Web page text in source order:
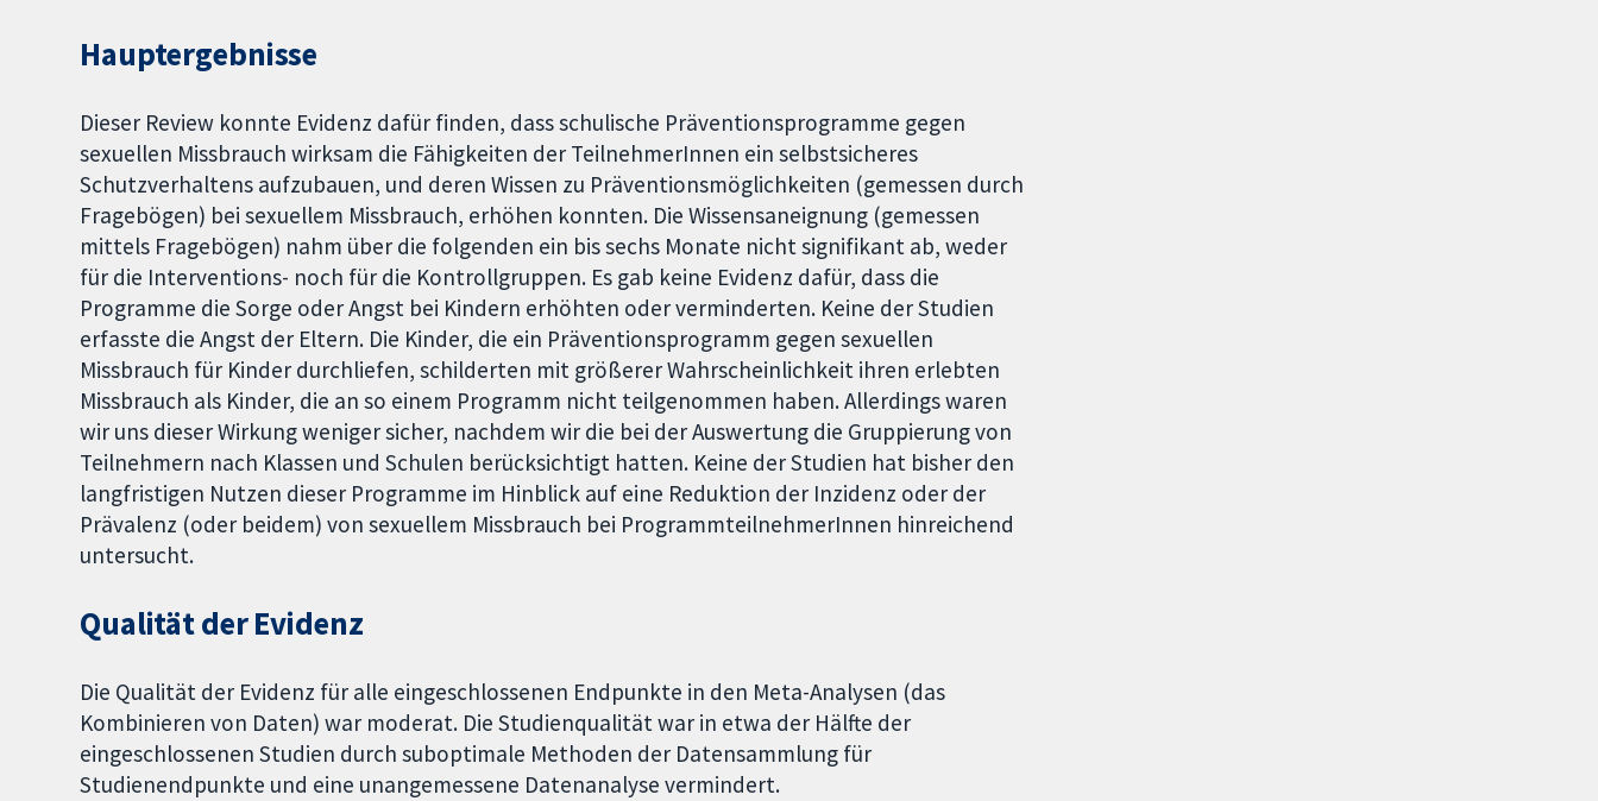
Hauptergebnisse
Dieser Review konnte Evidenz dafür finden, dass schulische Präventionsprogramme gegen
sexuellen Missbrauch wirksam die Fähigkeiten der TeilnehmerInnen ein selbstsicheres
Schutzverhaltens aufzubauen, und deren Wissen zu Präventionsmöglichkeiten (gemessen durch
Fragebögen) bei sexuellem Missbrauch, erhöhen konnten. Die Wissensaneignung (gemessen
mittels Fragebögen) nahm über die folgenden ein bis sechs Monate nicht signifikant ab, weder
für die Interventions- noch für die Kontrollgruppen. Es gab keine Evidenz dafür, dass die
Programme die Sorge oder Angst bei Kindern erhöhten oder verminderten. Keine der Studien
erfasste die Angst der Eltern. Die Kinder, die ein Präventionsprogramm gegen sexuellen
Missbrauch für Kinder durchliefen, schilderten mit größerer Wahrscheinlichkeit ihren erlebten
Missbrauch als Kinder, die an so einem Programm nicht teilgenommen haben. Allerdings waren
wir uns dieser Wirkung weniger sicher, nachdem wir die bei der Auswertung die Gruppierung von
Teilnehmern nach Klassen und Schulen berücksichtigt hatten. Keine der Studien hat bisher den
langfristigen Nutzen dieser Programme im Hinblick auf eine Reduktion der Inzidenz oder der
Prävalenz (oder beidem) von sexuellem Missbrauch bei ProgrammteilnehmerInnen hinreichend
untersucht.
Qualität der Evidenz
Die Qualität der Evidenz für alle eingeschlossenen Endpunkte in den Meta-Analysen (das
Kombinieren von Daten) war moderat. Die Studienqualität war in etwa der Hälfte der
eingeschlossenen Studien durch suboptimale Methoden der Datensammlung für
Studienendpunkte und eine unangemessene Datenanalyse vermindert.